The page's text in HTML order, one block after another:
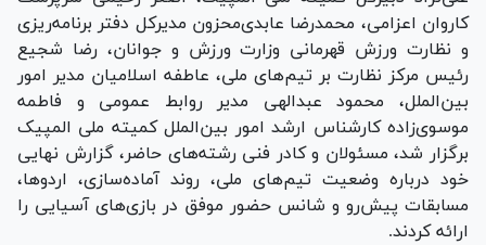
کاروان اعزامی، محمدرضا عابدی‌محزون مدیرکل دفتر برنامه‌ریزی
و نظارت ورزش قهرمانی وزارت ورزش و جوانان، رضا شجیع
رئیس مرکز نظارت بر تیم‌های ملی، عاطفه اسلامیان مدیر امور
بین‌الملل، محمود عبدالهی مدیر روابط عمومی و فاطمه
موسوی‌زاده کارشناس ارشد امور بین‌الملل کمیته ملی المپیک
برگزار شد، مسئولان و کادر فنی رشته‌های حاضر، گزارش نهایی
خود درباره وضعیت تیم‌های ملی، روند آماده‌سازی، اردوها،
مسابقات پیش‌رو و شانس حضور موفق در بازی‌های آسیایی را
ارائه کردند.